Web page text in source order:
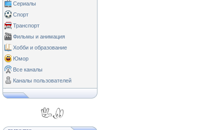
Сериалы
Спорт
Транспорт
Фильмы и анимация
Хобби и образование
Юмор
Все каналы
Каналы пользователей